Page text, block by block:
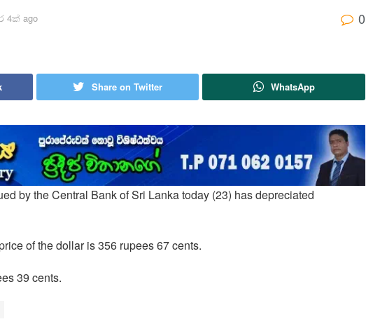
4ක් ago 0
Share on Twitter WhatsApp
by the Central Bank of Sri Lanka today (23) has depreciated
of the dollar is 356 rupees 67 cents.
39 cents.